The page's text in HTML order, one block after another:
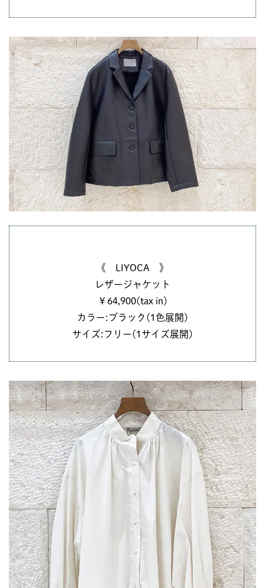
《 LIYOCA 》
レザージャケット
￥64,900(tax in)
カラー:ブラック(1色展開)
サイズ:フリー(1サイズ展開)